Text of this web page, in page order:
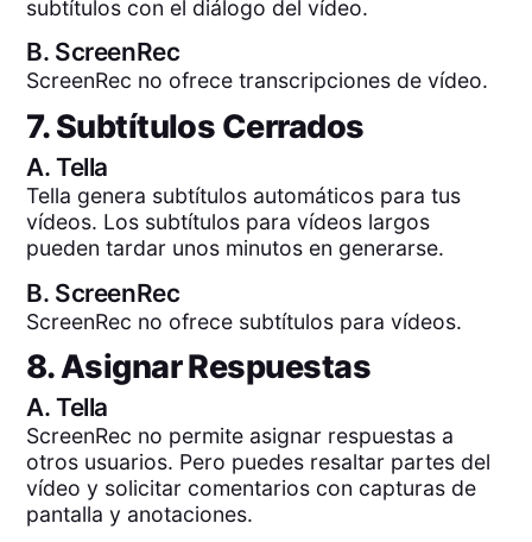
subtítulos con el diálogo del vídeo.
B. ScreenRec
ScreenRec no ofrece transcripciones de vídeo.
7. Subtítulos Cerrados
A.Tella
Tella genera subtítulos automáticos para tus
vídeos. Los subtítulos para vídeos largos
pueden tardar unos minutos en generarse.
B. ScreenRec
ScreenRec no ofrece subtítulos para vídeos.
8. Asignar Respuestas
A.Tella
ScreenRec no permite asignar respuestas a
otros usuarios. Pero puedes resaltar partes del
vídeo y solicitar comentarios con capturas de
pantalla y anotaciones.